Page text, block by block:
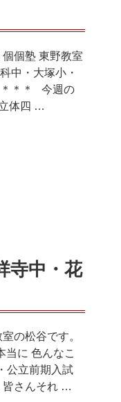
個塾 東野教室
中・大塚小・
＊＊＊ 今週の
体四 …
寺中・花
の松谷です。
当に 色んなこ
公立前期入試
皆さんそれ …